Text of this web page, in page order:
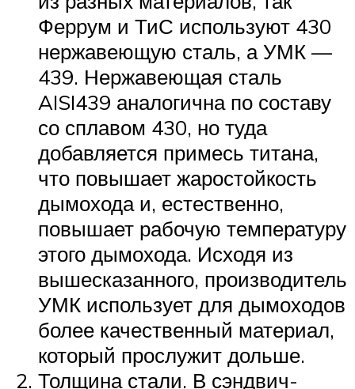
Феррум и ТиС используют 430
нержавеющую сталь, а УМК —
439. Нержавеющая сталь
AISI439 аналогична по составу
со сплавом 430, но туда
добавляется примесь титана,
что повышает жаростойкость
дымохода и, естественно,
повышает рабочую температуру
этого дымохода. Исходя из
вышесказанного, производитель
УМК использует для дымоходов
более качественный материал,
который прослужит дольше.
Толщина стали. В сэндвич-